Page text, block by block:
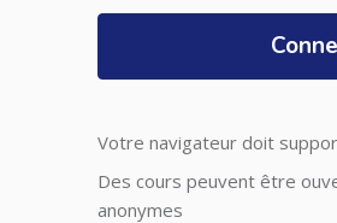
Votre navigateur doit
Des cours peuvent être
anonymes